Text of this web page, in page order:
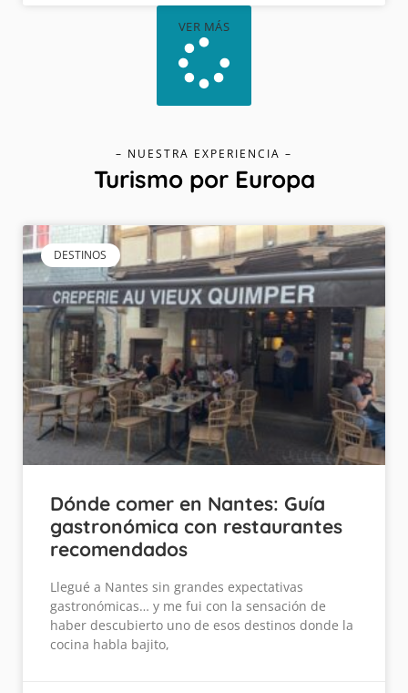
VER MÁS
– NUESTRA EXPERIENCIA –
Turismo por Europa
DESTINOS
Dónde comer en Nantes: Guía
gastronómica con restaurantes
recomendados
Llegué a Nantes sin grandes expectativas
gastronómicas… y me fui con la sensación de
haber descubierto uno de esos destinos donde la
cocina habla bajito,